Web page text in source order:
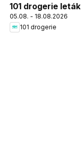
101 drogerie leták
05.08. - 18.08.2026
101 drogerie